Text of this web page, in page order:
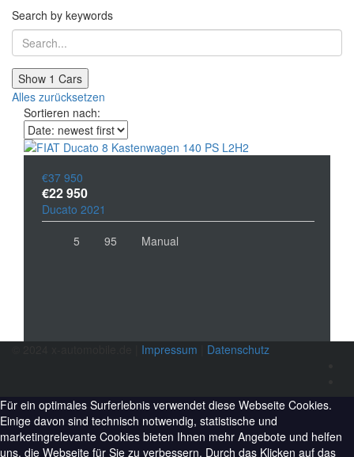
Search by keywords
Show 1 Cars
Alles zurücksetzen
Sortieren nach:
€37 950
€22 950
Ducato 2021
5
95 Manual
Impressum Datenschutz
Für ein optimales Surferlebnis verwendet diese Webseite Cookies.
Einige davon sind technisch notwendig, statistische und
marketingrelevante Cookies bieten Ihnen mehr Angebote und helfen
uns, die Webseite für Sie zu verbessern. Durch das Klicken auf das